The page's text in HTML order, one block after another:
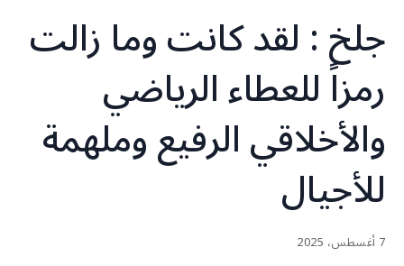
جلخ : لقد كانت وما زالت
رمزاً للعطاء الرياضي
والأخلاقي الرفيع وملهمة
للأجيال
7 أغسطس، 2025